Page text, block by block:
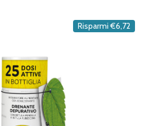
Risparmi €6,72